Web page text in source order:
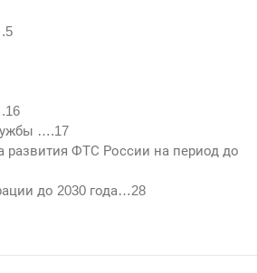
….17
развития ФТС России на период до
до 2030 года…28